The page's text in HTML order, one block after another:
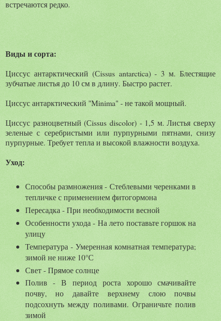
встречаются редко.
Виды и сорта:
Циссус антарктический (Сissus antarctica) - 3 м. Блестящие
зубчатые листья до 10 см в длину. Быстро растет.
Циссус антарктический "Minima" - не такой мощный.
Циссус разноцветный (Сissus discolor) - 1,5 м. Листья сверху
зеленые с серебристыми или пурпурными пятнами, снизу
пурпурные. Требует тепла и высокой влажности воздуха.
Уход:
Способы размножения - Стеблевыми черенками в
тепличке с применением фитогормона
Пересадка - При необходимости весной
Особенности ухода - На лето поставьте горшок на
улицу
Температура - Умеренная комнатная температура;
зимой не ниже 10°С
Свет - Прямое солнце
Полив - В период роста хорошо смачивайте
почву, но давайте верхнему слою почвы
подсохнуть между поливами. Ограничьте полив
зимой